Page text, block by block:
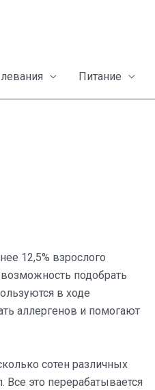
Питание
12,5% взрослого
подобрать
в ходе
аллергенов и помогают
сотен различных
это перерабатывается